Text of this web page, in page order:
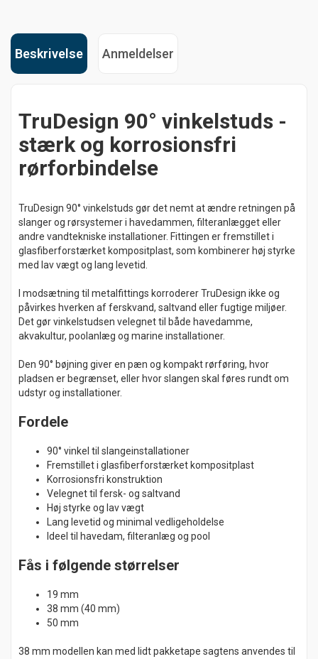
Beskrivelse Anmeldelser
TruDesign 90° vinkelstuds -
stærk og korrosionsfri
rørforbindelse
TruDesign 90° vinkelstuds gør det nemt at ændre retningen på
slanger og rørsystemer i havedammen, filteranlægget eller
andre vandtekniske installationer. Fittingen er fremstillet i
glasfiberforstærket kompositplast, som kombinerer høj styrke
med lav vægt og lang levetid.
I modsætning til metalfittings korroderer TruDesign ikke og
påvirkes hverken af ferskvand, saltvand eller fugtige miljøer.
Det gør vinkelstudsen velegnet til både havedamme,
akvakultur, poolanlæg og marine installationer.
Den 90° bøjning giver en pæn og kompakt rørføring, hvor
pladsen er begrænset, eller hvor slangen skal føres rundt om
udstyr og installationer.
Fordele
90° vinkel til slangeinstallationer
Fremstillet i glasfiberforstærket kompositplast
Korrosionsfri konstruktion
Velegnet til fersk- og saltvand
Høj styrke og lav vægt
Lang levetid og minimal vedligeholdelse
Ideel til havedam, filteranlæg og pool
Fås i følgende størrelser
19 mm
38 mm (40 mm)
50 mm
38 mm modellen kan med lidt pakketape sagtens anvendes til